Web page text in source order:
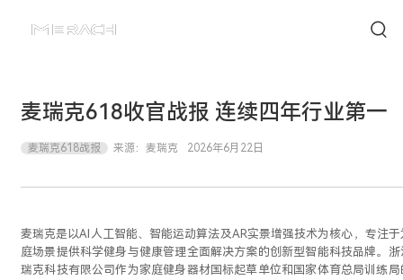
麦瑞克618收官战报 连续四年行业第一
麦瑞克618战报 来源： 麦瑞克 2026年6月22日
麦瑞克是以AI人工智能、智能运动算法及AR实景增强技术为核心，专注于
庭场景提供科学健身与健康管理全面解决方案的创新型智能科技品牌。浙
瑞克科技有限公司作为家庭健身器材国标起草单位和国家体育总局训练局